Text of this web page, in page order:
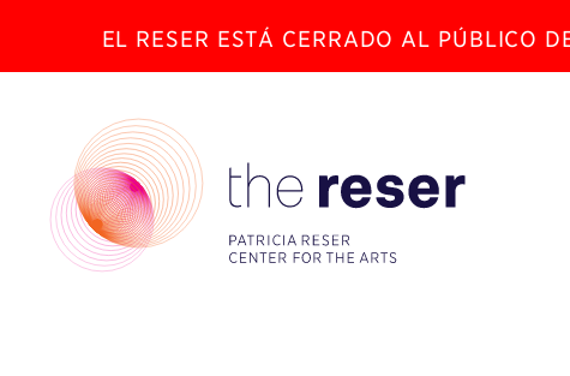
EL RESER ESTÁ CERRADO AL PÚBLICO